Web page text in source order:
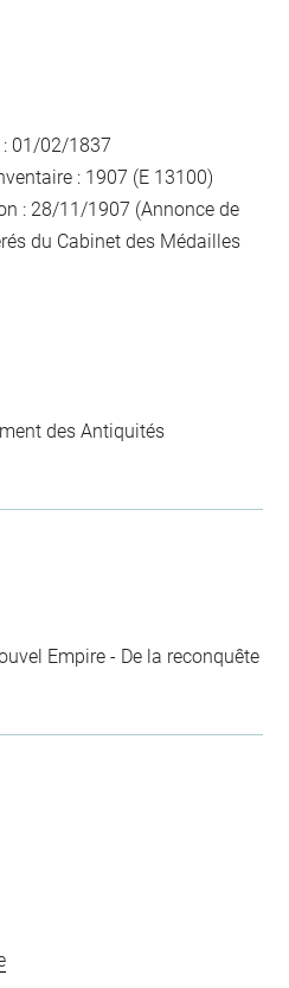
01/02/1837
: 1907 (E 13100)
: 28/11/1907 (Annonce de
du Cabinet des Médailles
des Antiquités
Empire - De la reconquête